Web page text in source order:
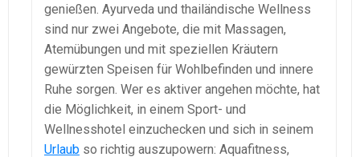
genießen. Ayurveda und thailändische Wellness
sind nur zwei Angebote, die mit Massagen,
Atemübungen und mit speziellen Kräutern
gewürzten Speisen für Wohlbefinden und innere
Ruhe sorgen. Wer es aktiver angehen möchte, hat
die Möglichkeit, in einem Sport- und
Wellnesshotel einzuchecken und sich in seinem
Urlaub so richtig auszupowern: Aquafitness,